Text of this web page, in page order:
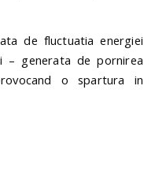
de fluctuatia energiei
– generata de pornirea
o spartura in